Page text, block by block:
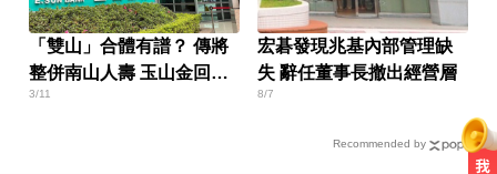
「雙山」合體有譜？ 傳將
整併南山人壽 玉山金回應
了
3/11
宏碁發現兆基內部管理缺
失 辭任董事長撤出經營層
8/7
Recommended by